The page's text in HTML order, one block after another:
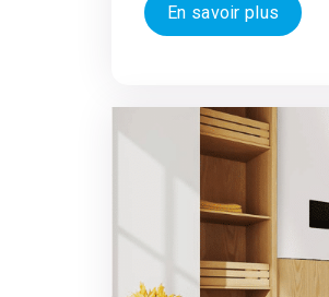
En savoir plus